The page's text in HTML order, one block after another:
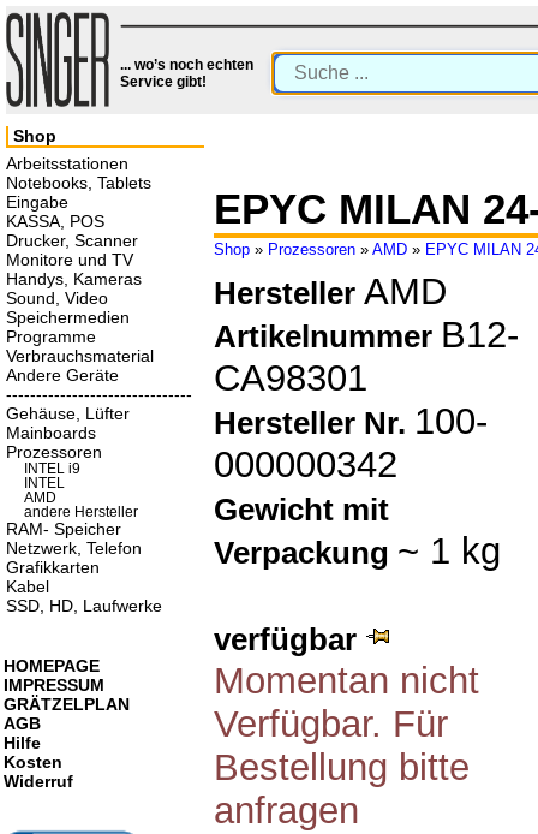
... wo’s noch echten
Service gibt!
EPYC MILAN
Shop » Prozessoren » AMD » EPYC MILAN
Hersteller AMD
Artikelnummer B12-
CA98301
Hersteller Nr. 100-
000000342
Gewicht mit
Verpackung ~ 1 kg
verfügbar
Momentan nicht
Verfügbar. Für
Bestellung bitte
anfragen
Shop
Arbeitsstationen
Notebooks, Tablets
Eingabe
KASSA, POS
Drucker, Scanner
Monitore und TV
Handys, Kameras
Sound, Video
Speichermedien
Programme
Verbrauchsmaterial
Andere Geräte
-------------------------------
Gehäuse, Lüfter
Mainboards
Prozessoren
INTEL i9
INTEL
AMD
andere Hersteller
RAM- Speicher
Netzwerk, Telefon
Grafikkarten
Kabel
SSD, HD, Laufwerke
HOMEPAGE
IMPRESSUM
GRÄTZELPLAN
AGB
Hilfe
Kosten
Widerruf